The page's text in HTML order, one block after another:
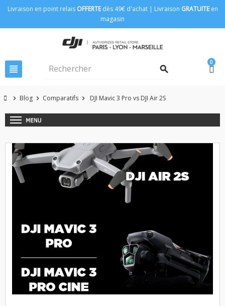
Livraison en point relais OFFERTEdès 49€ d'achat | Livraison GRATUITEen
magasin
view_headline search
0
chevron_right Blog chevron_right Comparatifs chevron_right DJI Mavic 3 Pro vs DJI Air 2S